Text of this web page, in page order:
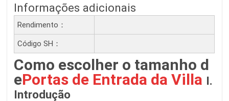
Informações adicionais
Rendimento：
Código SH：
Como escolher o tamanho d
ePortas de Entrada da Villa I.
Introdução